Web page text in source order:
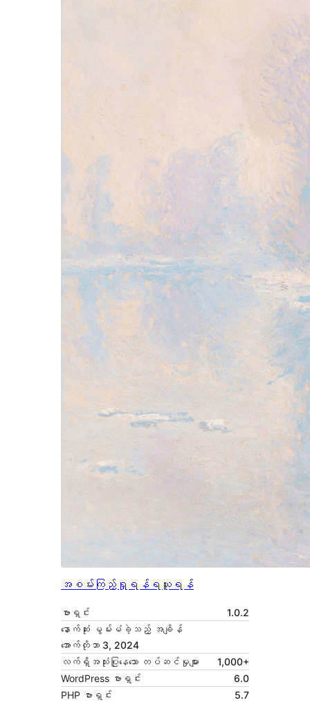
အစမ်းကြည့်ရှုရန် ရယူရန်
ဗားရှင်း
1.0.2
နောက်ဆုံး မွမ်းမံခဲ့သည့် အချိန်
အောက်တိုဘာ 3, 2024
လက်ရှိအသုံးပြုနေသော တပ်ဆင်မှုများ
1,000+
WordPress ဗားရှင်း
6.0
PHP ဗားရှင်း
5.7